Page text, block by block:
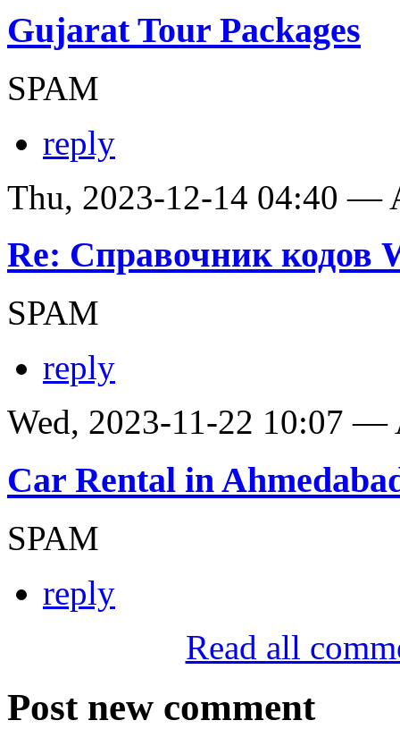
Gujarat Tour Packages
SPAM
reply
Thu, 2023-12-14 04:40 —
Re: Справочник кодов
SPAM
reply
Wed, 2023-11-22 10:07 —
Car Rental in
SPAM
reply
Read all
Post new comment